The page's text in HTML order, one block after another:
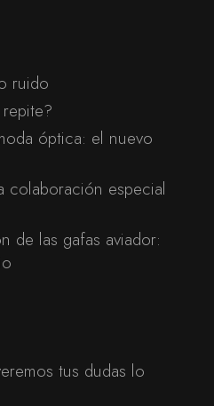
ruido
óptica: el nuevo
colaboración especial
de las gafas aviador:
tus dudas lo